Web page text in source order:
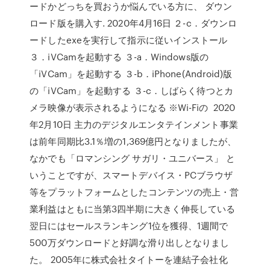
ードかどっちを買おうか悩んでいる方に、 ダウン
ロード版を購入す. 2020年4月16日 ２-c．ダウンロ
ードしたexeを実行して指示に従いインストール
３．iVCamを起動する ３-a．Windows版の
「iVCam」を起動する ３-b．iPhone(Android)版
の「iVCam」を起動する ３-c．しばらく待つとカ
メラ映像が表示されるようになる ※Wi-Fiの 2020
年2月10日 主力のデジタルエンタテインメント事業
は前年同期比3.1％増の1,369億円となりましたが、
なかでも「ロマンシング サガリ・ユニバース」 と
いうことですが、スマートデバイス・PCブラウザ
等をプラットフォームとしたコンテンツの売上・営
業利益はともに当第3四半期に大きく伸長している
翌日にはセールスランキング1位を獲得、1週間で
500万ダウンロードと好調な滑り出しとなりまし
た。 2005年に株式会社タイトーを連結子会社化